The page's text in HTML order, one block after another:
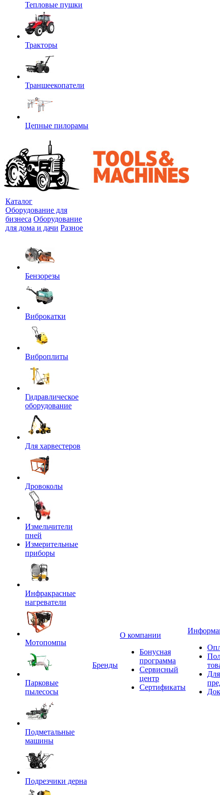
Тепловые пушки
Тракторы
Траншеекопатели
Цепные пилорамы
Каталог
Оборудование для
бизнеса Оборудование
для дома и дачи Разное
Бензорезы
Виброкатки
Виброплиты
Гидравлическое
оборудование
Для харвестеров
Дровоколы
Измельчители
пней
Измерительные
приборы
Инфракрасные
нагреватели
Мотопомпы
Парковые
пылесосы
Подметальные
машины
Подрезчики дерна
Бренды
О компании
Бонусная
программа
Сервисный
центр
Сертификаты
Для